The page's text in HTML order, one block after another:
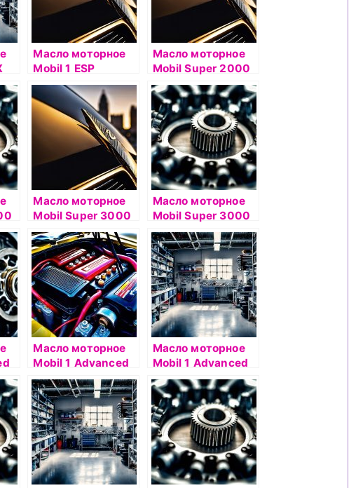
Масло моторное
Mobil 1 ESP
Formula 5W30 1л
Масло моторное
Mobil Super 2000
10W40 1л
полусинтетическо
е
Масло моторное
Mobil Super 3000
X1F-FE 5W30 4л
Масло моторное
Mobil Super 3000
XE 5W30 1л
Масло моторное
Mobil 1 Advanced
5W50 1л
синтетическое
Масло моторное
Mobil 1 Advanced
5W50 4л
синтетическое